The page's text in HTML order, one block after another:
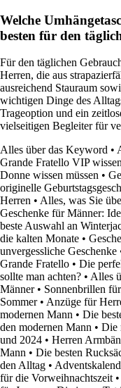
Welche
besten für den
Für den täglichen
Herren, die aus
ausreichend Stauraum
wichtigen Dinge des
Trageoption und ein
vielseitigen Begleiter für
Alles über das Keyword •
Grande Fratello VIP
Donne wissen müssen •
originelle
Herren • Alles, was Sie
Geschenke für Männer:
beste Auswahl an
die kalten Monate •
unvergessliche Geschenke
Grande Fratello • Die
sollte man achten? • Alles
Männer• Sonnenbrillen
Sommer• Anzüge für
modernen Mann • Die
den modernen Mann • Die
und 2024 • Herren
Mann • Die besten
den Alltag •
für die Vorweihnachtszeit•